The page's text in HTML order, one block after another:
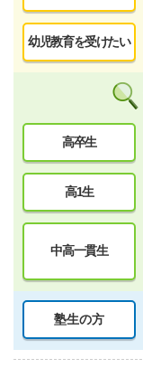
幼児教育を受けたい
高卒生
高1生
中高一貫生
塾生の方